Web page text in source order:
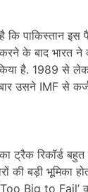
पाकिस्तान इस
के बाद भारत ने
है. 1989 से
उसने IMF से
रिकॉर्ड बहुत
की बड़ी भूमिका
Big to Fail’